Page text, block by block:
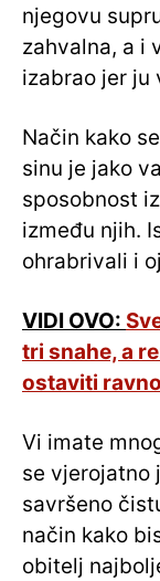
njegovu
zahvalna, a i
izabrao jer ju
Način kako
sinu je jako
sposobnost
između njih.
ohrabrivali i
VIDI OVO:
tri snahe, a
ostaviti
Vi imate
se vjerojatno
savršeno
način kako
obitelj